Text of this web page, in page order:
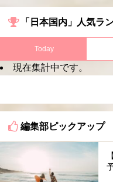
「日本国内」人気ラ
Today
現在集計中です。
編集部ピックアップ